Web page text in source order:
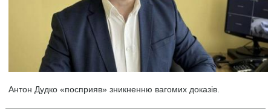
Антон Дудко «посприяв» зникненню вагомих доказів.